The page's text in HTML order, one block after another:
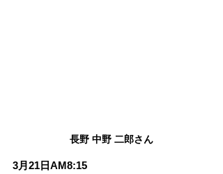
長野 中野 二郎さん
3月21日AM8:15